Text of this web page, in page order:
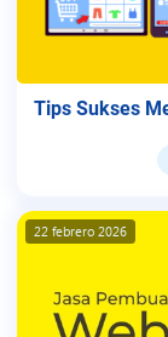
Tips Sukses
22 febrero 2026